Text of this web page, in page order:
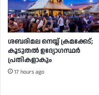
ശബരിമല നെയ്യ് ക്രമക്കേട്;
കൂടുതൽ ഉദ്യോഗസ്ഥർ
പ്രതികളാകും
17 hours ago